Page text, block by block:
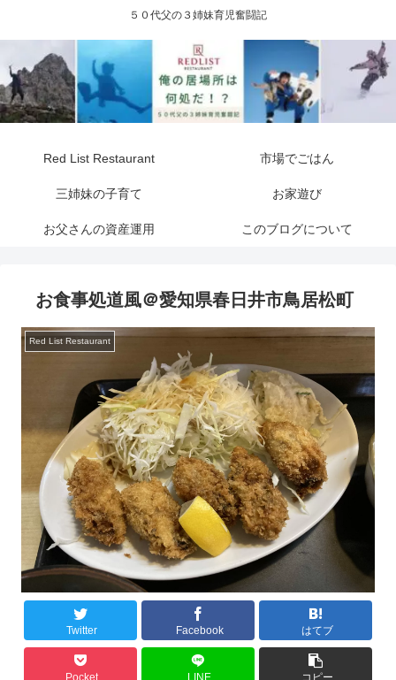
５０代父の３姉妹育児奮闘記
Red List Restaurant 市場でごはん
三姉妹の子育て お家遊び
お父さんの資産運用 このブログについて
お食事処道風＠愛知県春日井市鳥居松町
Red List Restaurant
Twitter Facebook はてブ
Pocket LINE コピー